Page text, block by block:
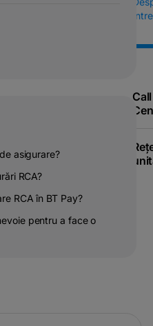
Call
asigurare?
RCA?
RCA în BT Pay?
pentru a face o